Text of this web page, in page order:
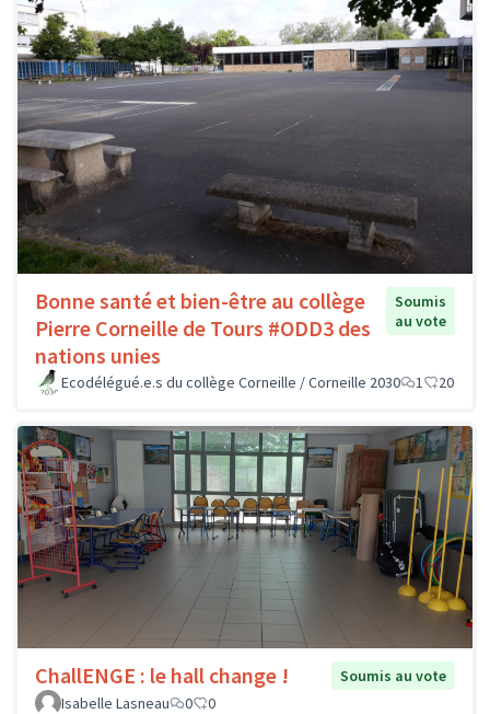
Bonne santé et bien-être au collège
Pierre Corneille de Tours #ODD3 des
nations unies
Soumis
au vote
Ecodélégué.e.s du collège Corneille / Corneille 2030 1 20
ChallENGE : le hall change !
Soumis au vote
Isabelle Lasneau
0 0